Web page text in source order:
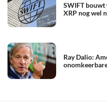
SWIFT bouwt
XRP nog wel
Ray Dalio: